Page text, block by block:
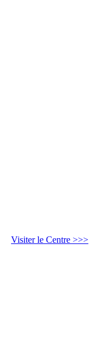
Visiter le Centre >>>